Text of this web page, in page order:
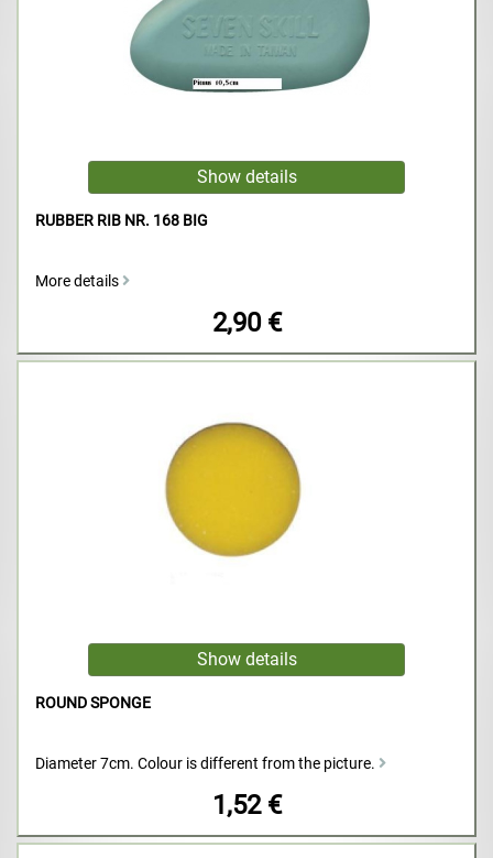
RUBBER RIB NR. 168 BIG
More details
2,90 €
ROUND SPONGE
Diameter 7cm. Colour is different from the picture.
1,52 €